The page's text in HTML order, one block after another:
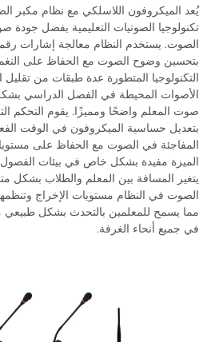
يُعد الميكروفون اللاسلكي مع نظام مكبر
تكنولوجيا الصوتيات التعليمية بفضل جودة
الصوت. يستخدم النظام معالجة إشارات
بتحسين وضوح الصوت مع الحفاظ على
التكنولوجيا المتطورة عدة طبقات من
الأصوات المحيطة في الفصل الدراسي
صوت المعلم واضحًا ومميزًا. يقوم التحكم
بتعديل حساسية الميكروفون في الوقت
المفاجئة في الصوت مع الحفاظ على
الميزة مفيدة بشكل خاص في بيئات الفصول
يتغير المسافة بين المعلم والطلاب بشكل
الصوت في النظام مستويات الإخراج
مما يسمح للمعلمين بالتحدث بشكل
في جميع أنحاء الغرفة.